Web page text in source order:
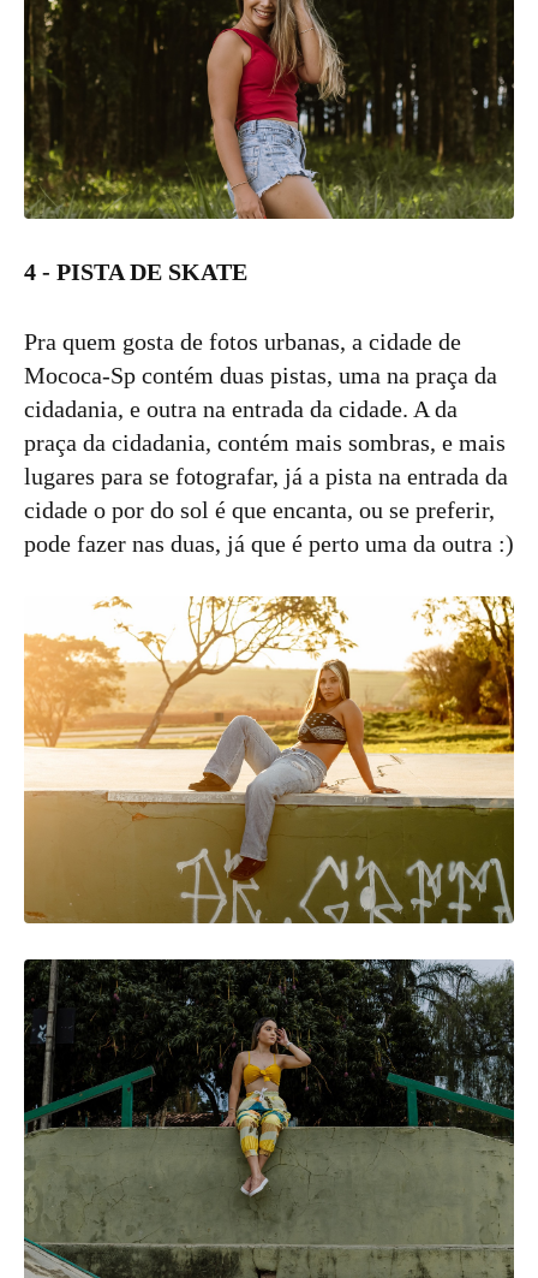
4 - PISTA DE SKATE
Pra quem gosta de fotos urbanas, a cidade de
Mococa-Sp contém duas pistas, uma na praça da
cidadania, e outra na entrada da cidade. A da
praça da cidadania, contém mais sombras, e mais
lugares para se fotografar, já a pista na entrada da
cidade o por do sol é que encanta, ou se preferir,
pode fazer nas duas, já que é perto uma da outra :)